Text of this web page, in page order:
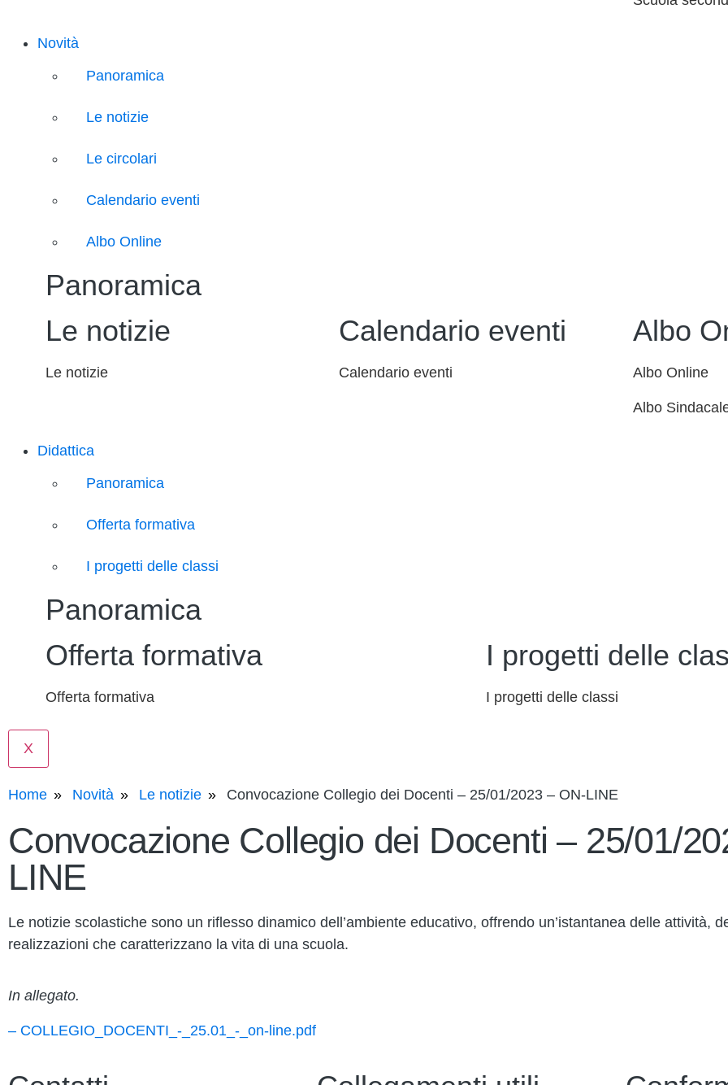
Novità
Panoramica
Le notizie
Le circolari
Calendario eventi
Albo Online
Panoramica
Le notizie
Le notizie
Calendario eventi
Calendario eventi
Albo
Albo Online
Albo
Didattica
Panoramica
Offerta formativa
I progetti delle classi
Panoramica
Offerta formativa
Offerta formativa
I progetti delle
I progetti delle classi
X
Home Novità Le notizie Convocazione Collegio dei Docenti – 25/01/2023 – ON-LINE
Convocazione Collegio dei Docenti – 25/01/
LINE
Le notizie scolastiche sono un riflesso dinamico dell’ambiente educativo, offrendo un’istantanea delle attività,
realizzazioni che caratterizzano la vita di una scuola.
In allegato.
– COLLEGIO_DOCENTI_-_25.01_-_on-line.pdf